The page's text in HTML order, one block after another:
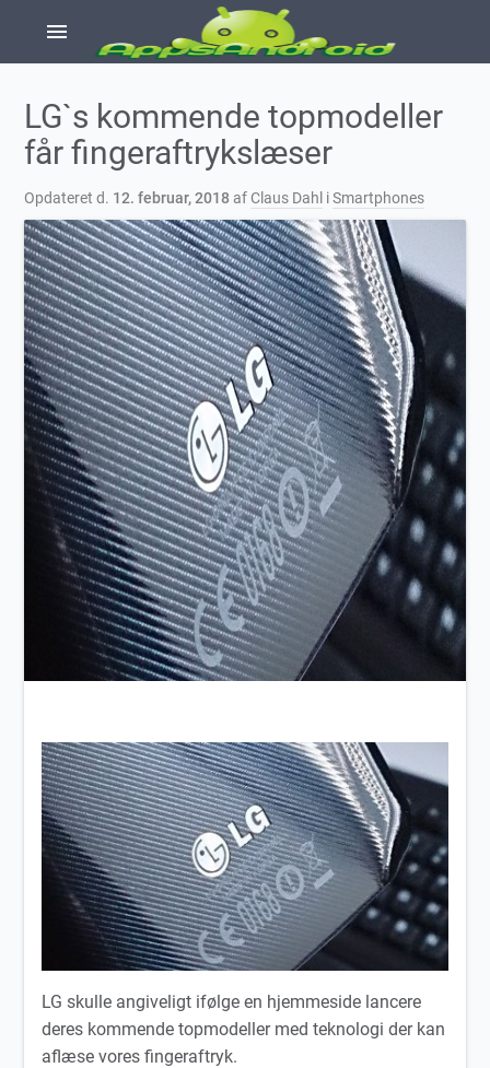
menu
LG`s kommende topmodeller
får fingeraftrykslæser
Opdateret d. 12. februar, 2018 af Claus Dahl iSmartphones
LG skulle angiveligt ifølge en hjemmeside lancere
deres kommende topmodeller med teknologi der kan
aflæse vores fingeraftryk.